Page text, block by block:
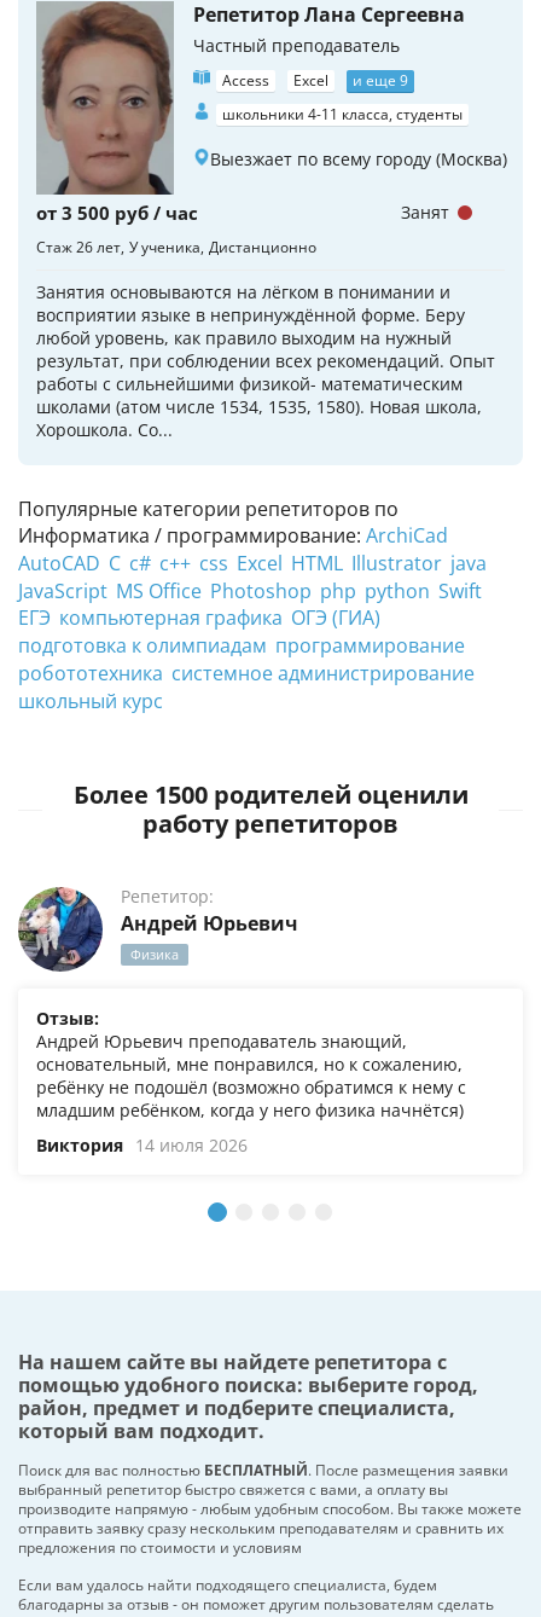
Популярные категории репетиторов по
Информатика / программирование: ArchiCad
AutoCAD C c# c++ css Excel HTML Illustrator java
JavaScript MS Office Photoshop php python Swift
ЕГЭ компьютерная графика ОГЭ (ГИА)
подготовка к олимпиадам программирование
робототехника системное администрирование
школьный курс
Репетитор Лана Сергеевна
Частный преподаватель
Access Excel
и еще 9
школьники 4-11 класса, студенты
Выезжает по всему городу (Москва)
от 3 500 руб / час
Стаж 26 лет У ученика Дистанционно
Занятия основываются на лёгком в понимании и
восприятии языке в непринуждённой форме. Беру
любой уровень, как правило выходим на нужный
результат, при соблюдении всех рекомендаций. Опыт
работы с сильнейшими физикой- математическим
школами (атом числе 1534, 1535, 1580). Новая школа,
Хорошкола. Со...
Занят
Более 1500 родителей оценили
работу репетиторов
Репетитор:
Андрей Юрьевич
Физика
Отзыв:
Андрей Юрьевич преподаватель знающий,
основательный, мне понравился, но к сожалению,
ребёнку не подошёл (возможно обратимся к нему с
младшим ребёнком, когда у него физика начнётся)
Виктория 14 июля 2026
На нашем сайте вы найдете репетитора с
помощью удобного поиска: выберите город,
район, предмет и подберите специалиста,
который вам подходит.
Поиск для вас полностью БЕСПЛАТНЫЙ. После размещения заявки
выбранный репетитор быстро свяжется с вами, а оплату вы
производите напрямую - любым удобным способом. Вы также можете
отправить заявку сразу нескольким преподавателям и сравнить их
предложения по стоимости и условиям
Если вам удалось найти подходящего специалиста, будем
благодарны за отзыв - он поможет другим пользователям сделать